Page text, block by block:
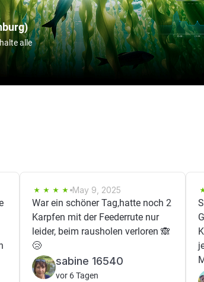
alle
May 9, 2025
War ein schöner Tag,hatte noch 2
Karpfen mit der Feederrute nur
leider, beim rausholen verloren 🙈
😢
sabine 16540
vor 6 Tagen